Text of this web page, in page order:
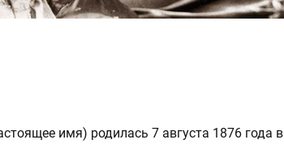
имя) родилась 7 августа 1876 года в